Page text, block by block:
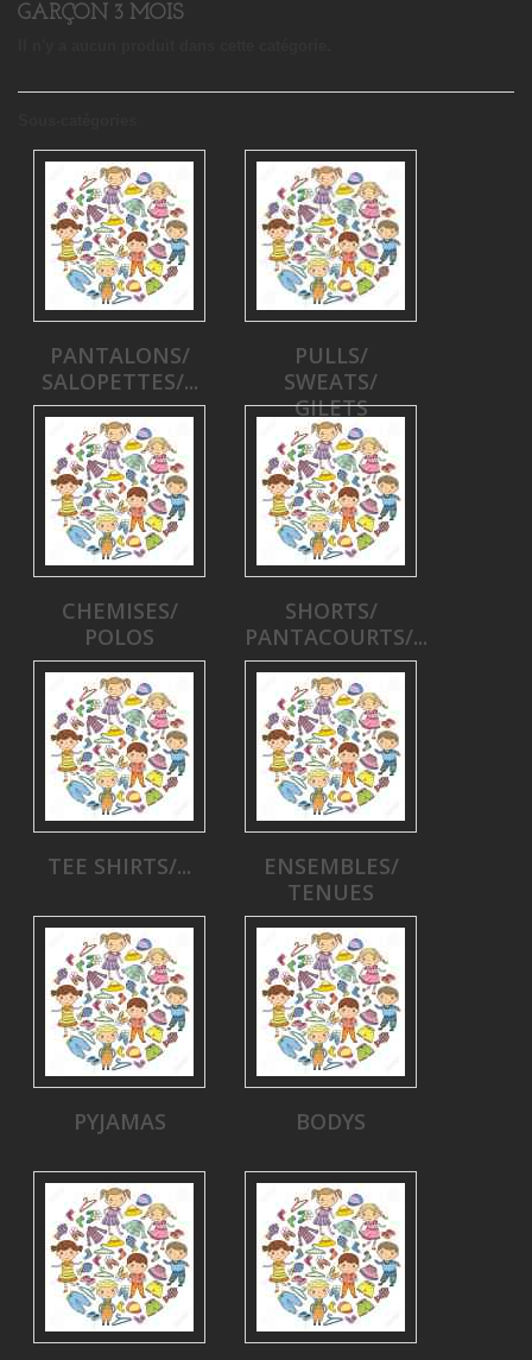
GARÇON 3 MOIS
PANTALONS/
SALOPETTES/...
PULLS/
SWEATS/
GILETS
CHEMISES/
POLOS
SHORTS/
PANTACOURTS/...
TEE SHIRTS/...
ENSEMBLES/
TENUES
PYJAMAS BODYS